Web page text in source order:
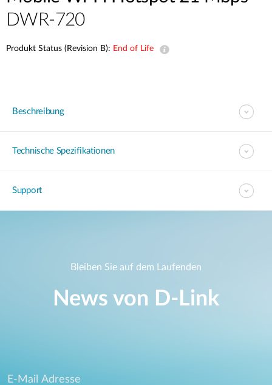
DWR-720
Produkt Status (Revision B): End of Life
Beschreibung
Technische Spezifikationen
Support
Bleiben Sie auf dem Laufenden
News von D‑Link